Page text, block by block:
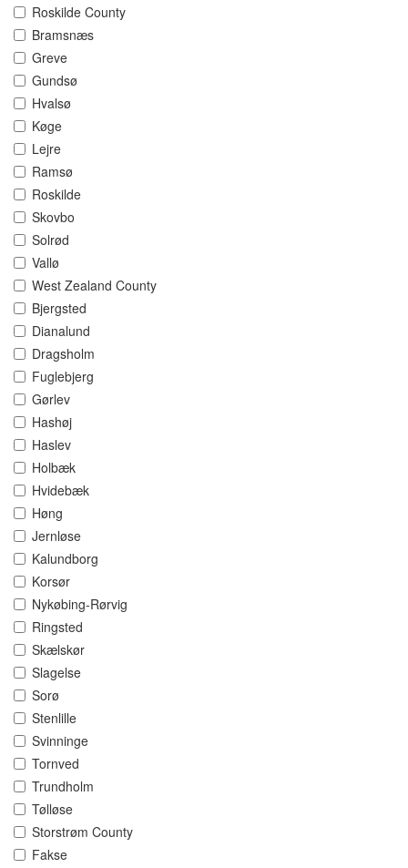
Roskilde County
Bramsnæs
Greve
Gundsø
Hvalsø
Køge
Lejre
Ramsø
Roskilde
Skovbo
Solrød
Vallø
West Zealand County
Bjergsted
Dianalund
Dragsholm
Fuglebjerg
Gørlev
Hashøj
Haslev
Holbæk
Hvidebæk
Høng
Jernløse
Kalundborg
Korsør
Nykøbing-Rørvig
Ringsted
Skælskør
Slagelse
Sorø
Stenlille
Svinninge
Tornved
Trundholm
Tølløse
Storstrøm County
Fakse